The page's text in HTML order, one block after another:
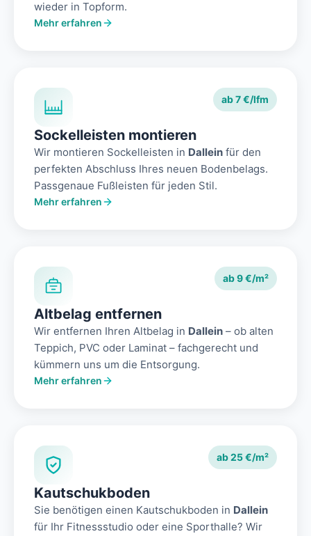
wieder in Topform.
Mehr erfahren
ab 7 €/lfm
Sockelleisten montieren
Wir montieren Sockelleisten in Dallein für den
perfekten Abschluss Ihres neuen Bodenbelags.
Passgenaue Fußleisten für jeden Stil.
Mehr erfahren
ab 9 €/m²
Altbelag entfernen
Wir entfernen Ihren Altbelag in Dallein – ob alten
Teppich, PVC oder Laminat – fachgerecht und
kümmern uns um die Entsorgung.
Mehr erfahren
ab 25 €/m²
Kautschukboden
Sie benötigen einen Kautschukboden in Dallein
für Ihr Fitnessstudio oder eine Sporthalle? Wir